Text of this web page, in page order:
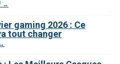
→
gaming 2026 : Ce
tout changer